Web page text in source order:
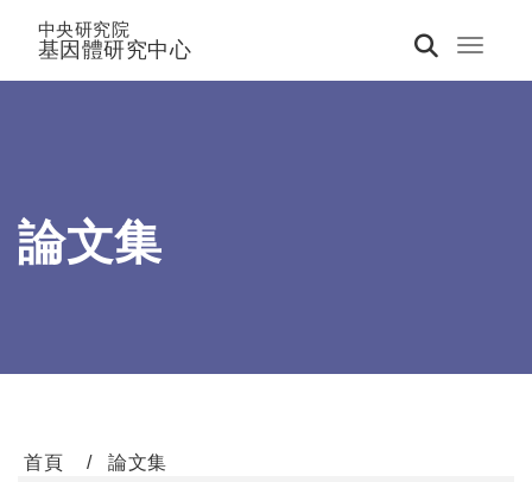
Toggle
中央研究院
基因體研究中心
論文集
首頁
論文集